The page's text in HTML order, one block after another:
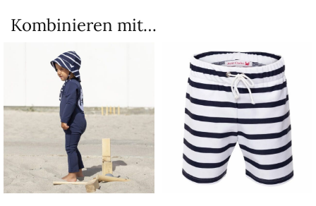
Kombinieren mit…